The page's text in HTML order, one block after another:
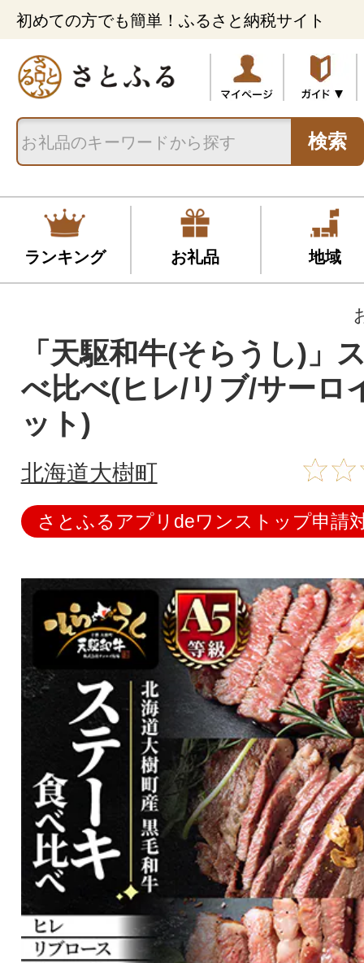
初めての方でも簡単！ふるさと納税サイト
検索
ランキング お礼品 地域
「天駆和牛(そらうし)」
べ比べ(ヒレ/リブ/サーロ
ット)
北海道大樹町
さとふるアプリdeワンストップ申請